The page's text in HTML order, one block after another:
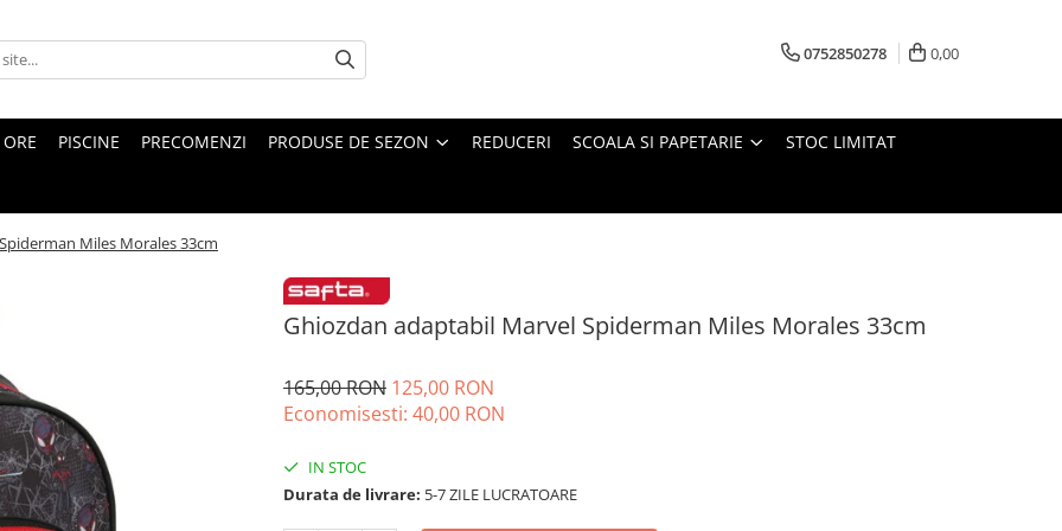
0752850278 0,00
PISCINE PRECOMENZI PRODUSE DE SEZON REDUCERI SCOALA SI PAPETARIE STOC LIMITAT
Miles Morales 33cm
Ghiozdan adaptabil Marvel Spiderman Miles Morales 33cm
165,00 RON 125,00 RON
Economisesti: 40,00 RON
IN STOC
Durata de livrare: 5-7 ZILE LUCRATOARE